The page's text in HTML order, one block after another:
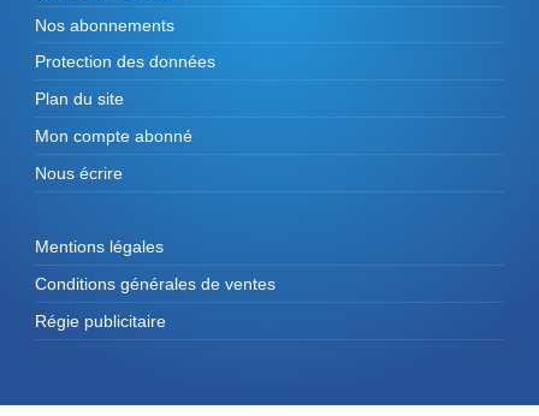
Nos abonnements
Protection des données
Plan du site
Mon compte abonné
Nous écrire
Mentions légales
Conditions générales de ventes
Régie publicitaire